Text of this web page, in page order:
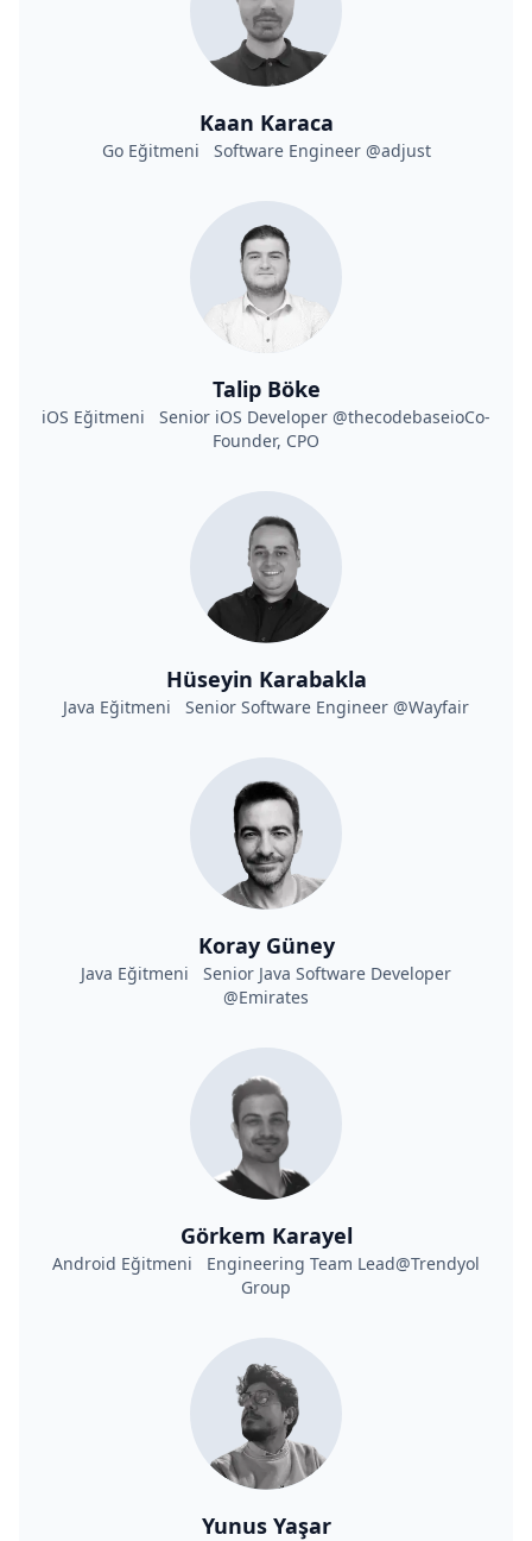
Kaan Karaca
Go Eğitmeni Software Engineer @adjust
Talip Böke
iOS Eğitmeni Senior iOS Developer @thecodebaseioCo-
Founder, CPO
Hüseyin Karabakla
Java Eğitmeni Senior Software Engineer @Wayfair
Koray Güney
Java Eğitmeni Senior Java Software Developer
@Emirates
Görkem Karayel
Android Eğitmeni Engineering Team Lead@Trendyol
Group
Yunus Yaşar